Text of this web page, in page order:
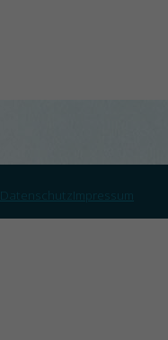
DatenschutzImpressum